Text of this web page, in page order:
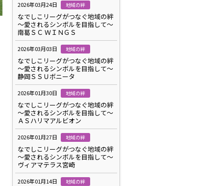
2026年03月24日 地域の絆
なでしこリーグがつなぐ地域の絆
～愛されるシンボルを目指して～
南葛ＳＣ ＷＩＮＧＳ
2026年03月03日 地域の絆
なでしこリーグがつなぐ地域の絆
～愛されるシンボルを目指して～
静岡ＳＳＵボニータ
2026年01月30日 地域の絆
なでしこリーグがつなぐ地域の絆
～愛されるシンボルを目指して～
ＡＳハリマアルビオン
2026年01月27日 地域の絆
なでしこリーグがつなぐ地域の絆
～愛されるシンボルを目指して～
ヴィアマテラス宮崎
2026年01月14日 地域の絆